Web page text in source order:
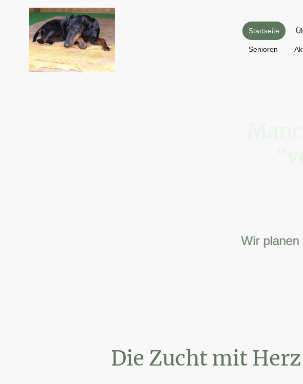
Startseite
Senioren
Wir planen in
Die Zucht mit